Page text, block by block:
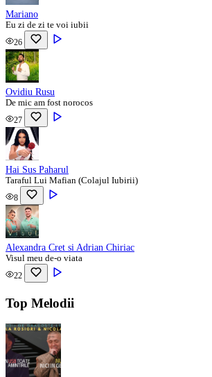
Mariano
Eu zi de zi te voi iubii
26
Ovidiu Rusu
De mic am fost norocos
27
Hai Sus Paharul
Taraful Lui Mafian (Colajul Iubirii)
8
Alexandra Cret si Adrian Chiriac
Visul meu de-o viata
22
Top Melodii